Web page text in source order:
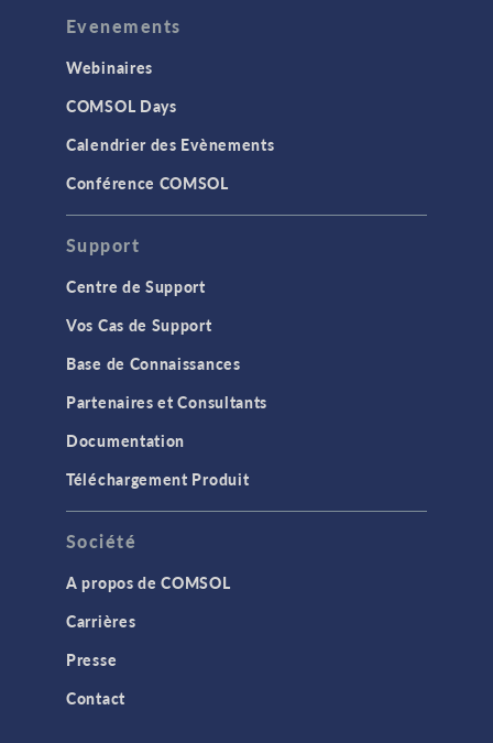
Evenements
Webinaires
COMSOL Days
Calendrier des Evènements
Conférence COMSOL
Support
Centre de Support
Vos Cas de Support
Base de Connaissances
Partenaires et Consultants
Documentation
Téléchargement Produit
Société
A propos de COMSOL
Carrières
Presse
Contact